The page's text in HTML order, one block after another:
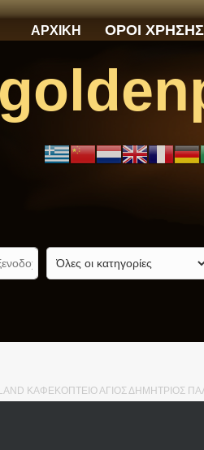
ΑΡΧΙΚΗ ΟΡΟΙ ΧΡΗΣΗΣ
ΚΑΦΕΚΟΠΤΕΙΟ ΑΓΙΟΣ ΔΗΜΗΤΡΙΟΣ